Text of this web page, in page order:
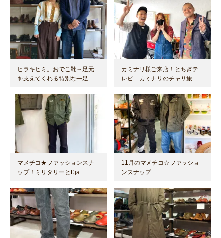
ヒラキヒミ。おでこ靴～足元
を支えてくれる特別な一足…
カミナリ様ご来店！とちぎテ
レビ「カミナリのチャリ旅…
マメチコ★ファッションスナ
ップ！ミリタリーとDja…
11月のマメチコ☆ファッショ
ンスナップ